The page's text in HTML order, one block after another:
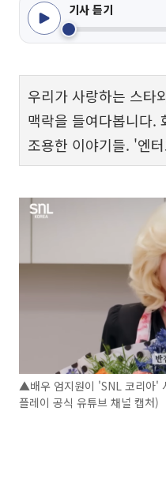
기사 듣기
우리가 사랑하는 스타
맥락을 들여다봅니다.
조용한 이야기들. '엔
▲배우 엄지원이 'SNL 코리아'
플레이 공식 유튜브 채널 캡처)